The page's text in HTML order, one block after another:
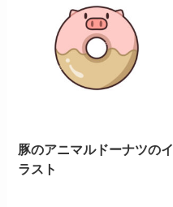
豚のアニマルドーナツのイ
ラスト